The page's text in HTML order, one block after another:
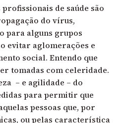
de saúde são
do vírus,
para alguns grupos
evitar aglomerações e
social. Entendo que
tomadas com celeridade.
– e agilidade – do
para permitir que
pessoas que, por
ou pelas característica